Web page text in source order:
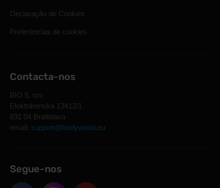
Declaração de Cookies
Preferências de cookies
Contacta-nos
BIO 5, sro
Elektrárenská 13412/1
831 04 Bratislava
email: support@bodyworld.eu
Segue-nos